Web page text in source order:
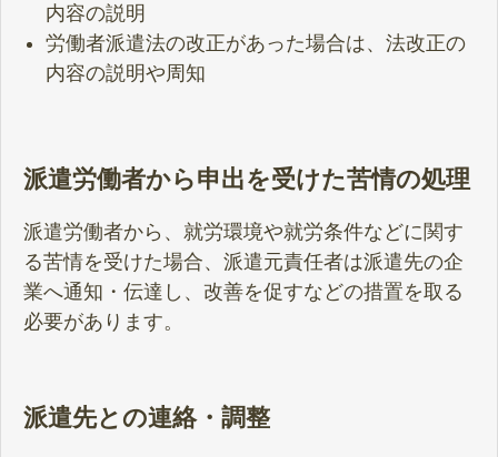
内容の説明
労働者派遣法の改正があった場合は、法改正の
内容の説明や周知
派遣労働者から申出を受けた苦情の処理
派遣労働者から、就労環境や就労条件などに関す
る苦情を受けた場合、派遣元責任者は派遣先の企
業へ通知・伝達し、改善を促すなどの措置を取る
必要があります。
派遣先との連絡・調整